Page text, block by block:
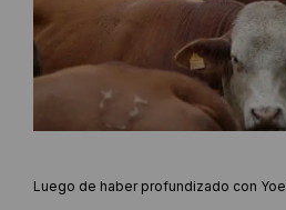
Luego de haber profundizado con